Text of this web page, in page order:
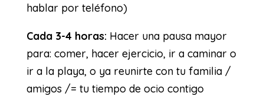
hablar por teléfono)
Cada 3-4 horas: Hacer una pausa mayor
para: comer, hacer ejercicio, ir a caminar o
ir a la playa, o ya reunirte con tu familia /
amigos /= tu tiempo de ocio contigo